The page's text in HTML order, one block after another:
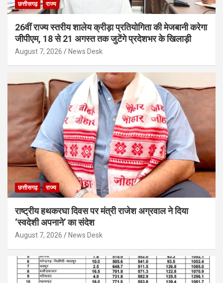
छत्तीसगढ़ राज्य
26वीं राज्य स्तरीय शालेय क्रीड़ा प्रतियोगिता की मेजबानी करेगा
जीपीएम, 18 से 21 अगस्त तक जुटेंगे प्रदेशभर के खिलाड़ी
August 7, 2026 News Desk
छत्तीसगढ़ राज्य
राष्ट्रीय हथकरघा दिवस पर मंत्री राजेश अग्रवाल ने दिया
‘स्वदेशी अपनाने’ का संदेश
August 7, 2026 News Desk